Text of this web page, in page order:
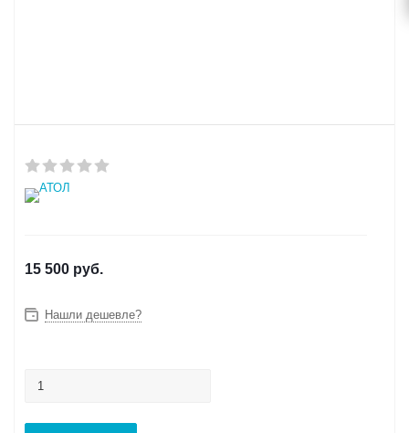
15 500 руб.
Нашли дешевле?